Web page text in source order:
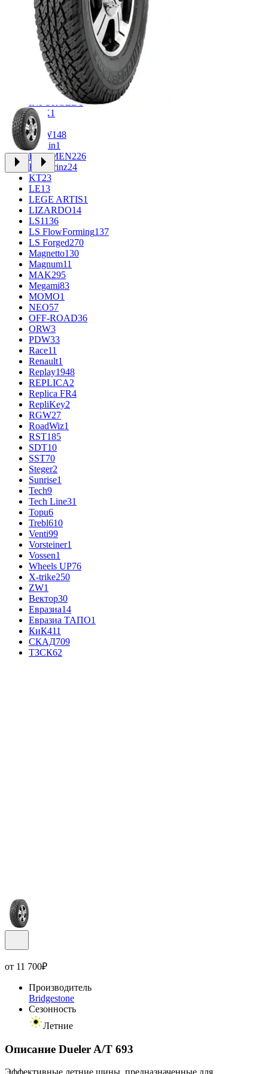
CROSS_STREET 31
Eurodisk1
FF33
FR REPLICA 1
GR34
Grizzly3
iFree965
iFree Original49
INFORGED1
K&K1
K72
KDW148
Keskin1
KHOMEN226
Kronprinz24
KT23
LE13
LEGE ARTIS1
LIZARDO14
LS1136
LS FlowForming137
LS Forged270
Magnetto130
Magnum11
MAK295
Megami83
MOMO1
NEO57
OFF-ROAD36
ORW3
PDW33
Race11
Renault1
Replay1948
REPLICA2
Replica FR4
RepliKey2
RGW27
RoadWiz1
RST185
SDT10
SST70
Steger2
Sunrise1
Tech9
Tech Line31
Topu6
Trebl610
Venti99
Vorsteiner1
Vossen1
Wheels UP76
X-trike250
ZW1
Вектор30
Евразиа14
Евразиа ТАПО1
КиК411
СКАД709
ТЗСК62
от 11 700₽
Производитель
Bridgestone
Сезонность
Летние
Описание Dueler A/T 693